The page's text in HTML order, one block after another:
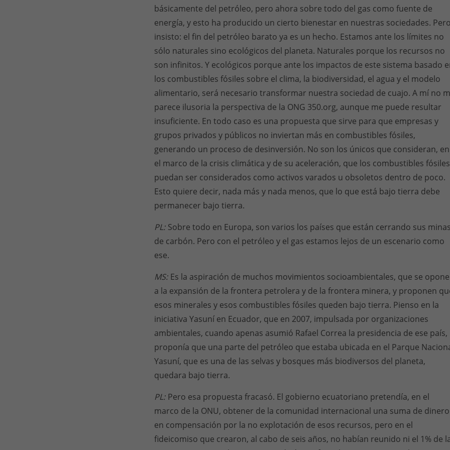
básicamente del petróleo, pero ahora sobre todo del gas como fuente de
energía, y esto ha producido un cierto bienestar en nuestras sociedades.
insisto: el fin del petróleo barato ya es un hecho. Estamos ante los límites no
sólo naturales sino ecológicos del planeta. Naturales porque los recursos no
son infinitos. Y ecológicos porque ante los impactos de este sistema basado
los combustibles fósiles sobre el clima, la biodiversidad, el agua y el modelo
alimentario, será necesario transformar nuestra sociedad de cuajo. A mí no
parece ilusoria la perspectiva de la ONG 350.org, aunque me puede resultar
insuficiente. En todo caso es una propuesta que sirve para que empresas y
grupos privados y públicos no inviertan más en combustibles fósiles,
generando un proceso de desinversión. No son los únicos que consideran, en
el marco de la crisis climática y de su aceleración, que los combustibles fósiles
puedan ser considerados como activos varados u obsoletos dentro de poco.
Esto quiere decir, nada más y nada menos, que lo que está bajo tierra debe
permanecer bajo tierra.
PL: Sobre todo en Europa, son varios los países que están cerrando sus
de carbón. Pero con el petróleo y el gas estamos lejos de un escenario como
ese.
MS: Es la aspiración de muchos movimientos socioambientales, que se
a la expansión de la frontera petrolera y de la frontera minera, y proponen
esos minerales y esos combustibles fósiles queden bajo tierra. Pienso en la
iniciativa Yasuní en Ecuador, que en 2007, impulsada por organizaciones
ambientales, cuando apenas asumió Rafael Correa la presidencia de ese país,
proponía que una parte del petróleo que estaba ubicada en el Parque
Yasuní, que es una de las selvas y bosques más biodiversos del planeta,
quedara bajo tierra.
PL: Pero esa propuesta fracasó. El gobierno ecuatoriano pretendía, en el
marco de la ONU, obtener de la comunidad internacional una suma de dinero
en compensación por la no explotación de esos recursos, pero en el
fideicomiso que crearon, al cabo de seis años, no habían reunido ni el 1% de